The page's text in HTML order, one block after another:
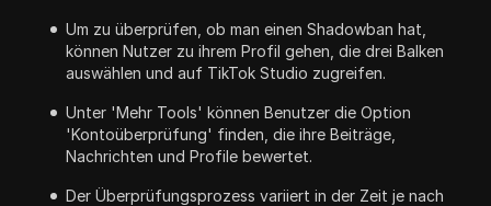
Um zu überprüfen, ob man einen Shadowban hat,
können Nutzer zu ihrem Profil gehen, die drei Balken
auswählen und auf TikTok Studio zugreifen.
Unter 'Mehr Tools' können Benutzer die Option
'Kontoüberprüfung' finden, die ihre Beiträge,
Nachrichten und Profile bewertet.
Der Überprüfungsprozess variiert in der Zeit je nach